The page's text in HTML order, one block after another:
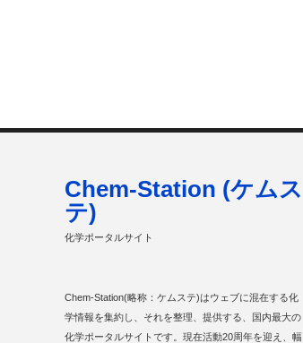
Chem-Station (ケムス
テ)
化学ポータルサイト
Chem-Station(略称：ケムステ)はウェブに混在する化
学情報を集約し、それを整理、提供する、国内最大の
化学ポータルサイトです。現在活動20周年を迎え、幅